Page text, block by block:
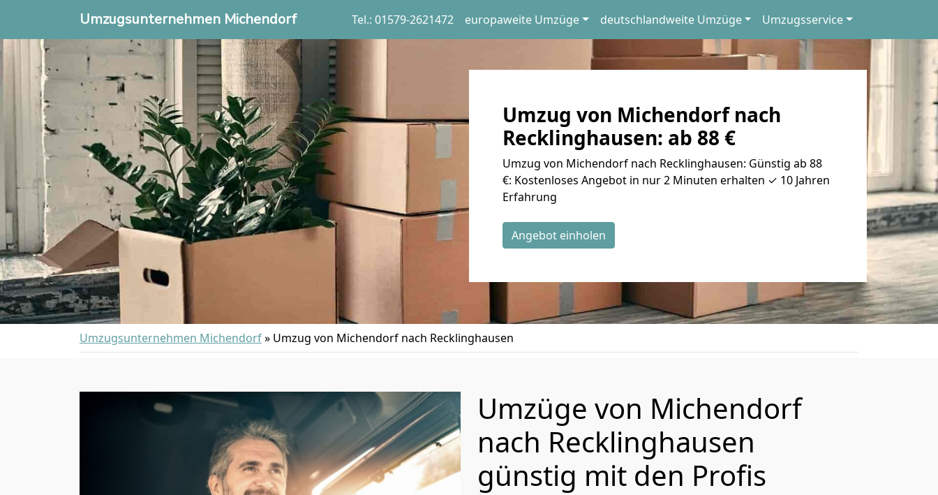
Umzugsunternehmen Michendorf Tel.: 01579-2621472 europaweite Umzüge deutschlandweite Umzüge Umzugsservice
Umzug von Michendorf nach
Recklinghausen: ab 88 €
Umzug von Michendorf nach Recklinghausen: Günstig ab 88
€: Kostenloses Angebot in nur 2 Minuten erhalten ✓ 10 Jahren
Erfahrung
Angebot einholen
Umzugsunternehmen Michendorf» Umzug von Michendorf nach Recklinghausen
Umzüge von Michendorf
nach Recklinghausen
günstig mit den Profis